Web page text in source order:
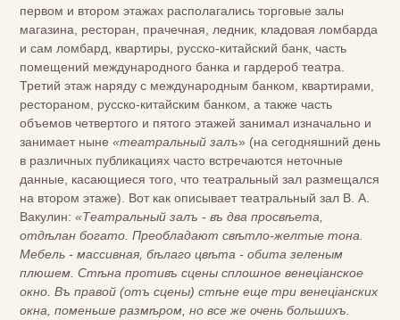
первом и втором этажах располагались торговые залы
магазина, ресторан, прачечная, ледник, кладовая ломбарда
и сам ломбард, квартиры, русско-китайский банк, часть
помещений международного банка и гардероб театра.
Третий этаж наряду с международным банком, квартирами,
рестораном, русско-китайским банком, а также часть
объемов четвертого и пятого этажей занимал изначально и
занимает ныне «театральный залъ» (на сегодняшний день
в различных публикациях часто встречаются неточные
данные, касающиеся того, что театральный зал размещался
на втором этаже). Вот как описывает театральный зал В. А.
Вакулин: «Театральный залъ - въ два просвѣета,
отдѣлан богато. Преобладают свѣтло-желтые тона.
Мебель - массивная, бѣлаго цвѣта - обита зеленым
плюшем. Стѣна противъ сцены сплошное венеціанское
окно. Въ правой (отъ сцены) стѣне еще три венеціанских
окна, поменьше размѣром, но все же очень большихъ.